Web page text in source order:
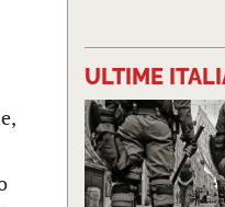
ULTIME